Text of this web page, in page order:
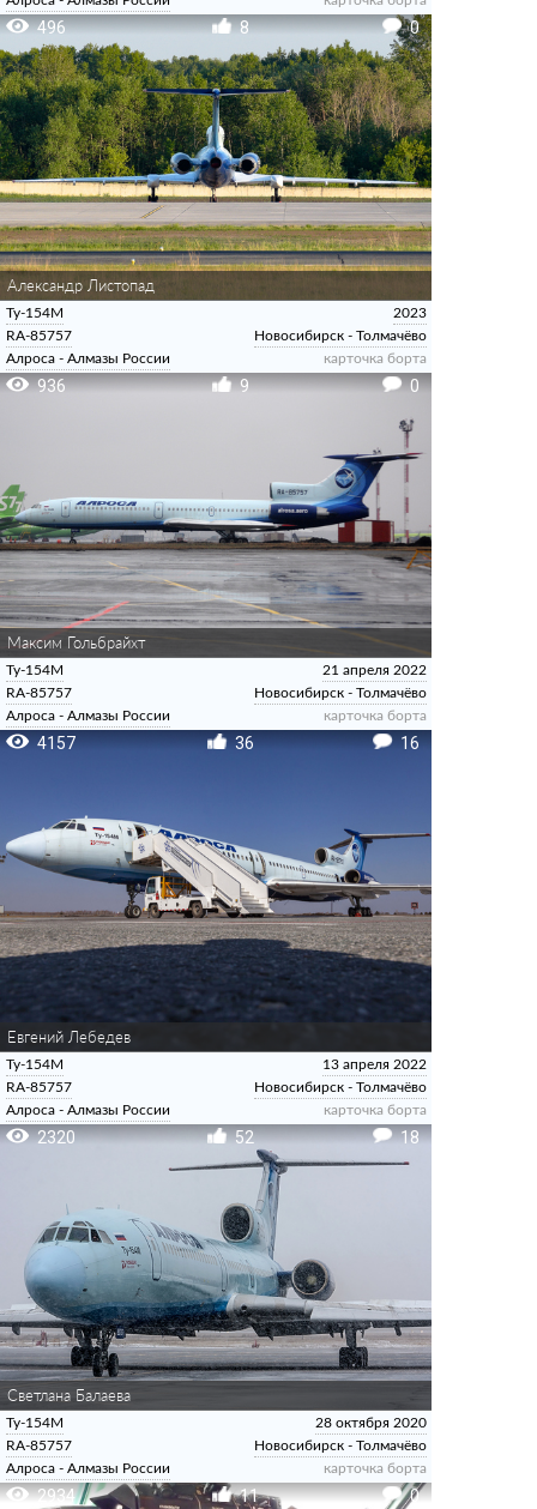
496 8 0
Александр Листопад
Ту-154М
RA-85757
Алроса - Алмазы России
2023
Новосибирск - Толмачёво
карточка борта
936 9 0
Максим Гольбрайхт
Ту-154М
RA-85757
Алроса - Алмазы России
21 апреля 2022
Новосибирск - Толмачёво
карточка борта
4157 36 16
Евгений Лебедев
Ту-154М
RA-85757
Алроса - Алмазы России
13 апреля 2022
Новосибирск - Толмачёво
карточка борта
2320 52 18
Светлана Балаева
Ту-154М
RA-85757
Алроса - Алмазы России
28 октября 2020
Новосибирск - Толмачёво
карточка борта
2934 11 0